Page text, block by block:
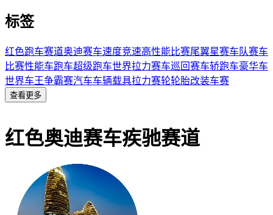
标签
红色跑车赛道奥迪赛车速度竞速高性能比赛尾翼星赛车队赛车
比赛性能车跑车超级跑车世界拉力赛车巡回赛车轿跑车豪华车
世界车王争霸赛汽车车辆载具拉力赛轮轮胎改装车赛
查看更多
红色奥迪赛车疾驰赛道